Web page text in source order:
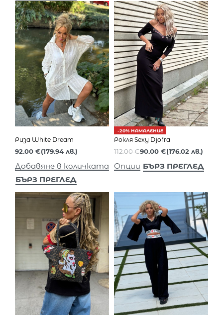
Риза White Dream
92.00 €(179.94 лв.)
Добавяне в количката
БЪРЗ ПРЕГЛЕД
-20% НАМАЛЕНИЕ
Рокля Sexy Djofra
112.00€90.00 €(176.02 лв.)
Опции БЪРЗ ПРЕГЛЕД